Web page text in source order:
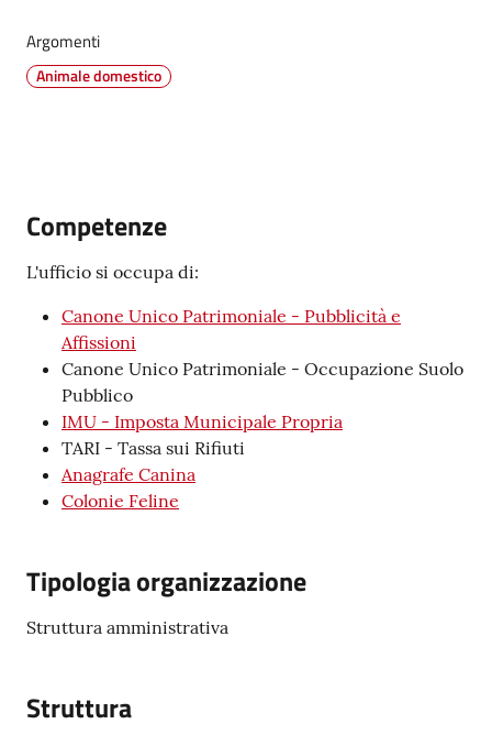
Seguici
Argomenti
Animale domestico
Competenze
L'ufficio si occupa di:
Canone Unico Patrimoniale - Pubblicità e
Affissioni
Canone Unico Patrimoniale - Occupazione Suolo
Pubblico
IMU - Imposta Municipale Propria
TARI - Tassa sui Rifiuti
Anagrafe Canina
Colonie Feline
Tipologia organizzazione
Struttura amministrativa
Struttura